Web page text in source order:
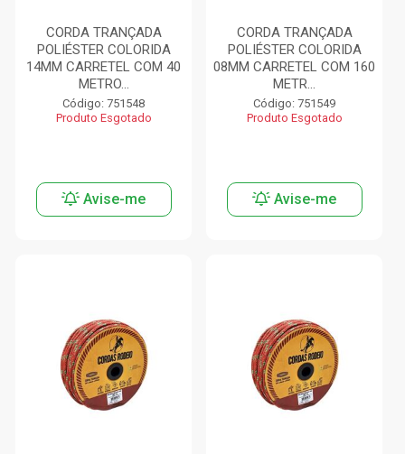
CORDA TRANÇADA
POLIÉSTER COLORIDA
14MM CARRETEL COM 40
METRO...
Código: 751548
Produto Esgotado
Avise-me
CORDA TRANÇADA
POLIÉSTER COLORIDA
08MM CARRETEL COM 160
METR...
Código: 751549
Produto Esgotado
Avise-me